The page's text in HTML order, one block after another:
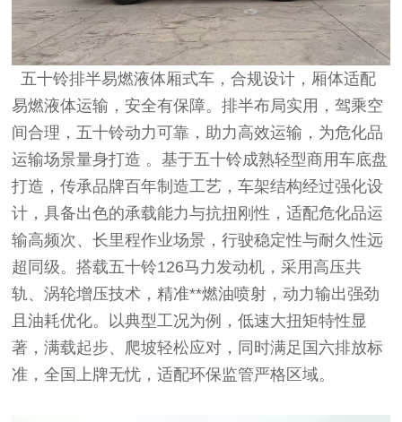
五十铃排半易燃液体厢式车，合规设计，厢体适配
易燃液体运输，安全有保障。排半布局实用，驾乘空
间合理，五十铃动力可靠，助力高效运输，为危化品
运输场景量身打造 。基于五十铃成熟轻型商用车底盘
打造，传承品牌百年制造工艺，车架结构经过强化设
计，具备出色的承载能力与抗扭刚性，适配危化品运
输高频次、长里程作业场景，行驶稳定性与耐久性远
超同级。搭载五十铃126马力发动机，采用高压共
轨、涡轮增压技术，精准**燃油喷射，动力输出强劲
且油耗优化。以典型工况为例，低速大扭矩特性显
著，满载起步、爬坡轻松应对，同时满足国六排放标
准，全国上牌无忧，适配环保监管严格区域。